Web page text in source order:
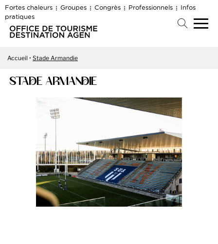
Fortes chaleurs Groupes Congrès Professionnels
Infos
pratiques
Accueil Stade Armandie
STADE ARMANDIE